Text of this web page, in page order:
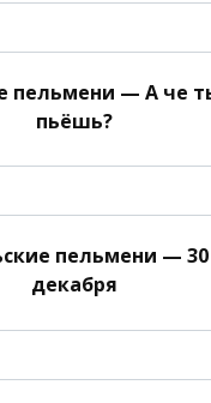
пельмени — А че
пьёшь?
пельмени — 30
декабря